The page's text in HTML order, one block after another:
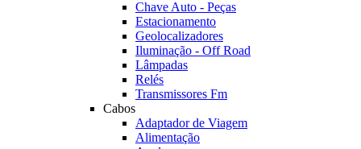
Chave Auto - Peças
Estacionamento
Geolocalizadores
Iluminação - Off Road
Lâmpadas
Relés
Transmissores Fm
Cabos
Adaptador de Viagem
Alimentação